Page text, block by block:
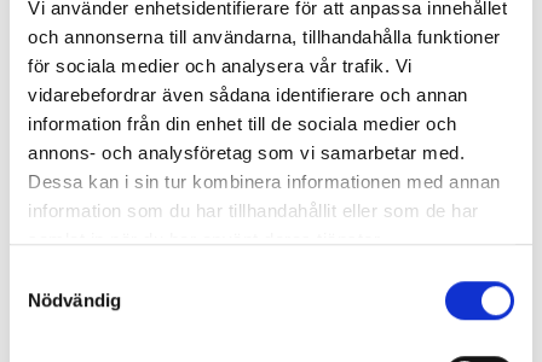
Vi använder enhetsidentifierare för att anpassa innehållet
och annonserna till användarna, tillhandahålla funktioner
för sociala medier och analysera vår trafik. Vi
vidarebefordrar även sådana identifierare och annan
information från din enhet till de sociala medier och
annons- och analysföretag som vi samarbetar med.
Dessa kan i sin tur kombinera informationen med annan
information som du har tillhandahållit eller som de har
samlat in när du har använt deras tjänster.
Nödvändig
Enorma skillnader mellan
chefredaktörerna